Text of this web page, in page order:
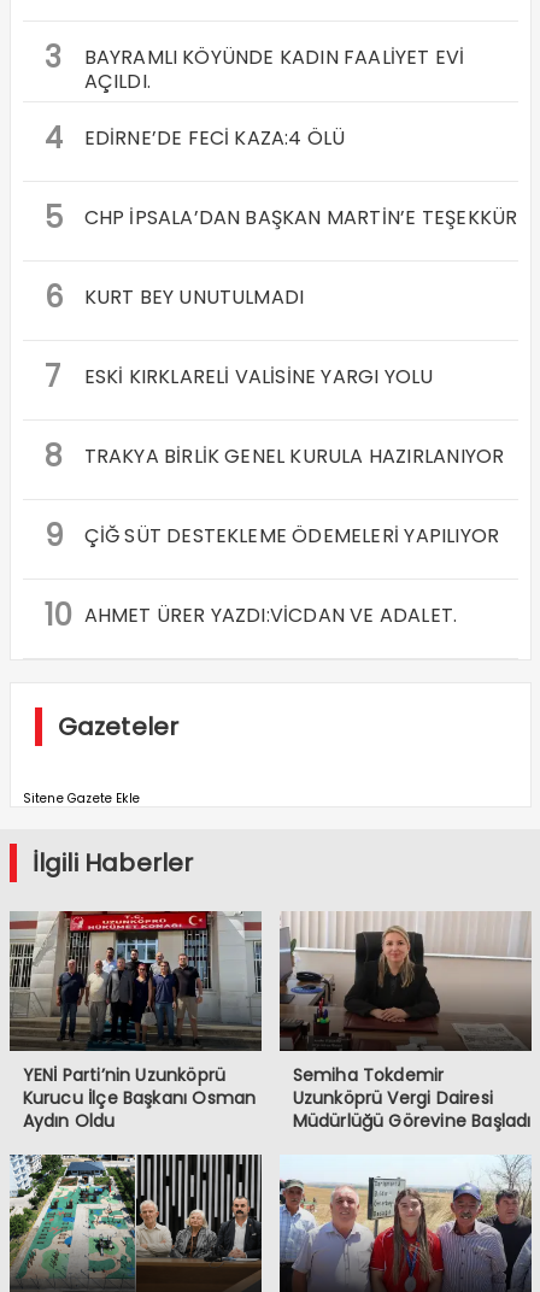
3
BAYRAMLI KÖYÜNDE KADIN FAALİYET EVİ
AÇILDI.
4 EDİRNE’DE FECİ KAZA:4 ÖLÜ
5 CHP İPSALA’DAN BAŞKAN MARTİN’E TEŞEKKÜR
6 KURT BEY UNUTULMADI
7 ESKİ KIRKLARELİ VALİSİNE YARGI YOLU
8 TRAKYA BİRLİK GENEL KURULA HAZIRLANIYOR
9 ÇİĞ SÜT DESTEKLEME ÖDEMELERİ YAPILIYOR
10 AHMET ÜRER YAZDI:VİCDAN VE ADALET.
Gazeteler
Sitene Gazete Ekle
İlgili Haberler
YENİ Parti’nin Uzunköprü
Kurucu İlçe Başkanı Osman
Aydın Oldu
Semiha Tokdemir
Uzunköprü Vergi Dairesi
Müdürlüğü Görevine Başladı